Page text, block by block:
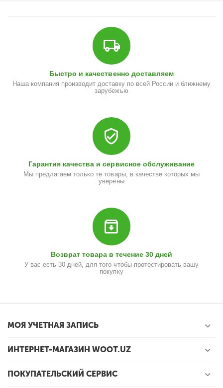
Быстро и качественно доставляем
Наша компания производит доставку по всей России и ближнему
зарубежью
Гарантия качества и сервисное обслуживание
Мы предлагаем только те товары, в качестве которых мы
уверены
Возврат товара в течение 30 дней
У вас есть 30 дней, для того чтобы протестировать вашу
покупку
МОЯ УЧЕТНАЯ ЗАПИСЬ
ИНТЕРНЕТ-МАГАЗИН WOOT.UZ
ПОКУПАТЕЛЬСКИЙ СЕРВИС